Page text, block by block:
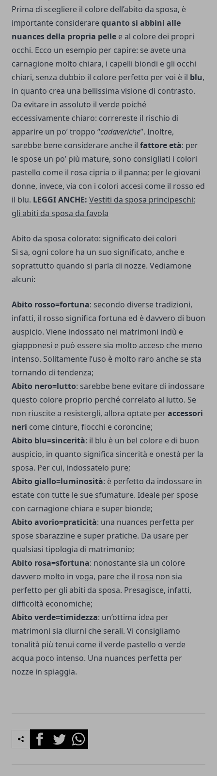
Prima di scegliere il colore dell’abito da sposa, è
importante considerarequanto si abbini alle
nuances della propria pelle e al colore dei propri
occhi. Ecco un esempio per capire: se avete una
carnagione molto chiara, i capelli biondi e gli occhi
chiari, senza dubbio il colore perfetto per voi è il blu,
in quanto crea una bellissima visione di contrasto.
Da evitare in assoluto il verde poiché
eccessivamente chiaro: correreste il rischio di
apparire un po’ troppo “cadaveriche”. Inoltre,
sarebbe bene considerare anche il fattore età: per
le spose un po’ più mature, sono consigliati i colori
pastello come il rosa cipria o il panna; per le giovani
donne, invece, via con i colori accesi come il rosso ed
il blu. LEGGI ANCHE: Vestiti da sposa principeschi:
gli abiti da sposa da favola
Abito da sposa colorato: significato dei colori
Si sa, ogni colore ha un suo significato, anche e
soprattutto quando si parla di nozze. Vediamone
alcuni:
Abito rosso=fortuna: secondo diverse tradizioni,
infatti, il rosso significa fortuna ed è davvero di buon
auspicio. Viene indossato nei matrimoni indù e
giapponesi e può essere sia molto acceso che meno
intenso. Solitamente l’uso è molto raro anche se sta
tornando di tendenza;
Abito nero=lutto: sarebbe bene evitare di indossare
questo colore proprio perché correlato al lutto. Se
non riuscite a resistergli, allora optate peraccessori
neri come cinture, fiocchi e coroncine;
Abito blu=sincerità: il blu è un bel colore e di buon
auspicio, in quanto significa sincerità e onestà per la
sposa. Per cui, indossatelo pure;
Abito giallo=luminosità: è perfetto da indossare in
estate con tutte le sue sfumature. Ideale per spose
con carnagione chiara e super bionde;
Abito avorio=praticità: una nuances perfetta per
spose sbarazzine e super pratiche. Da usare per
qualsiasi tipologia di matrimonio;
Abito rosa=sfortuna: nonostante sia un colore
davvero molto in voga, pare che il rosa non sia
perfetto per gli abiti da sposa. Presagisce, infatti,
difficoltà economiche;
Abito verde=timidezza: un’ottima idea per
matrimoni sia diurni che serali. Vi consigliamo
tonalità più tenui come il verde pastello o verde
acqua poco intenso. Una nuances perfetta per
nozze in spiaggia.
FacebookTwitterWhatsapp